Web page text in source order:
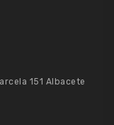
151 Albacete